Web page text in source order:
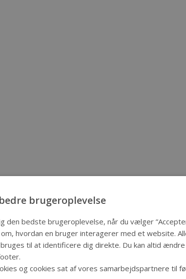
brugeroplevelse
den bedste brugeroplevelse, når du vælger
hvordan en bruger interagerer med et website.
til at identificere dig direkte. Du kan altid
og cookies sat af vores samarbejdspartnere til